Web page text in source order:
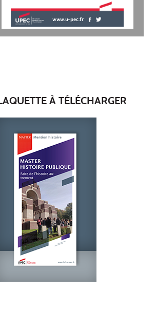
www.u-pec.fr
À TÉLÉCHARGER